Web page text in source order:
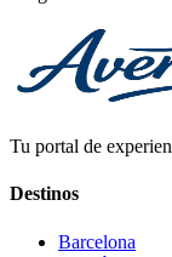
Tu portal de
Destinos
Barcelona